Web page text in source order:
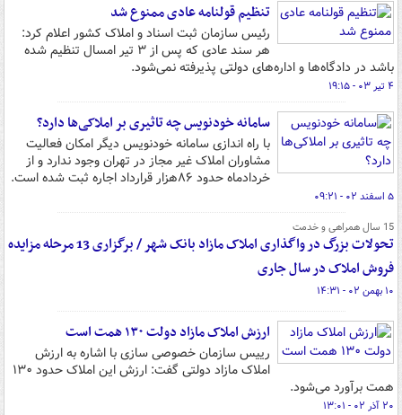
تنظیم قولنامه عادی ممنوع شد
رئیس سازمان ثبت اسناد و املاک کشور اعلام کرد:
هر سند عادی‌ که پس از ۳ تیر امسال تنظیم شده
باشد در دادگاه‌ها و اداره‌های دولتی پذیرفته نمی‌شود.
۴ تیر ۰۳ - ۱۹:۱۵
سامانه خودنویس چه تاثیری بر املاکی‌ها دارد؟
با راه اندازی سامانه خودنویس دیگر امکان فعالیت
مشاوران املاک غیر مجاز در تهران وجود ندارد و از
خردادماه حدود ۸۶هزار قرارداد اجاره ثبت شده است.
۵ اسفند ۰۲ - ۰۹:۲۱
15 سال همراهی و خدمت
تحولات بزرگ در واگذاری املاک مازاد بانک شهر / برگزاری 13 مرحله مزایده
فروش املاک در سال جاری
۱۰ بهمن ۰۲ - ۱۴:۳۱
ارزش املاک مازاد دولت ۱۳۰ همت است
رییس سازمان خصوصی سازی با اشاره به ارزش
املاک مازاد دولتی گفت: ارزش این املاک حدود ۱۳۰
همت برآورد می‌شود.
۲۰ آذر ۰۲ - ۱۳:۰۱